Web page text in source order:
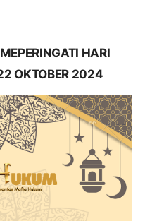
HARI
OKTOBER 2024